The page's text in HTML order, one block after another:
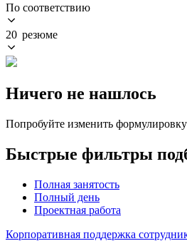
По соответствию
20 резюме
Ничего не нашлось
Попробуйте изменить
Быстрые фильтры
Полная занятость
Полный день
Проектная работа
Корпоративная поддержка